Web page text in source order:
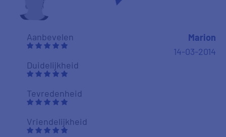
Aanbevelen
Duidelijkheid
Tevredenheid
Vriendelijkheid
Marion
14-03-2014